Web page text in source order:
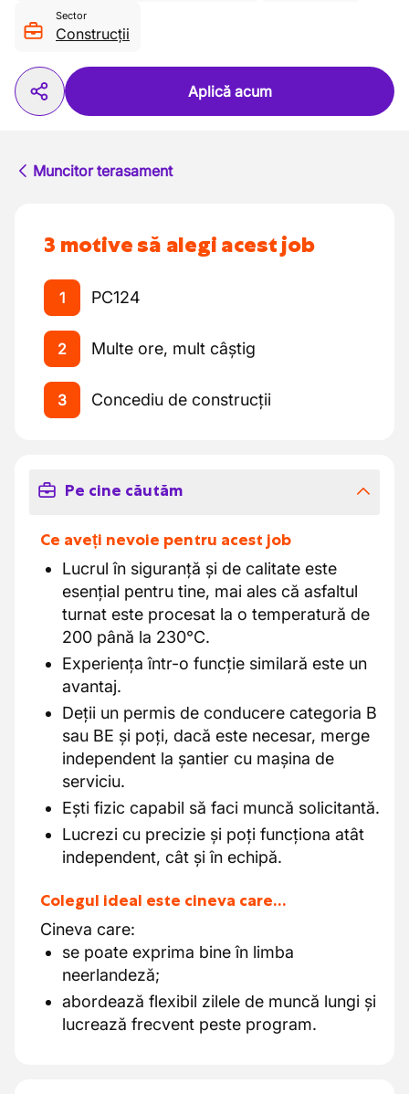
Sector
Construcții
Aplică acum
Muncitor terasament
3 motive să alegi acest job
1 PC124
2 Multe ore, mult câștig
3 Concediu de construcții
Pe cine căutăm
Ce aveți nevoie pentru acest job
Lucrul în siguranță și de calitate este
esențial pentru tine, mai ales că asfaltul
turnat este procesat la o temperatură de
200 până la 230°C.
Experiența într-o funcție similară este un
avantaj.
Deții un permis de conducere categoria B
sau BE și poți, dacă este necesar, merge
independent la șantier cu mașina de
serviciu.
Ești fizic capabil să faci muncă solicitantă.
Lucrezi cu precizie și poți funcționa atât
independent, cât și în echipă.
Colegul ideal este cineva care…
Cineva care:
se poate exprima bine în limba
neerlandeză;
abordează flexibil zilele de muncă lungi și
lucrează frecvent peste program.